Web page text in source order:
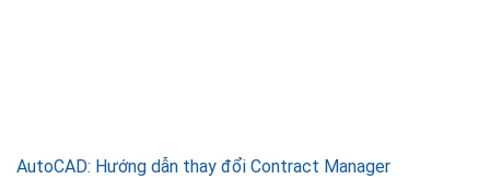
AutoCAD: Hướng dẫn thay đổi Contract Manager